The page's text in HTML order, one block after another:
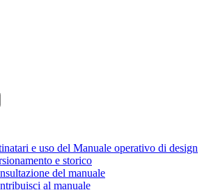
e uso del Manuale operativo di design
e storico
del manuale
al manuale